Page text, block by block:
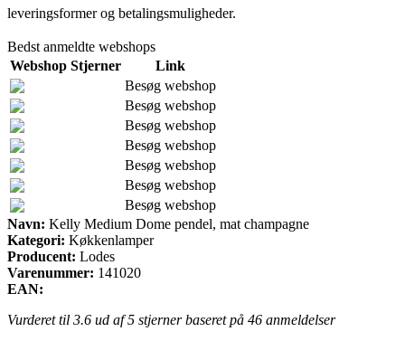
leveringsformer og betalingsmuligheder.
Bedst anmeldte webshops
Webshop Stjerner
Link
Besøg webshop
Besøg webshop
Besøg webshop
Besøg webshop
Besøg webshop
Besøg webshop
Besøg webshop
Navn: Kelly Medium Dome pendel, mat champagne
Kategori: Køkkenlamper
Producent: Lodes
Varenummer: 141020
EAN:
Vurderet til 3.6 ud af 5 stjerner baseret på 46 anmeldelser